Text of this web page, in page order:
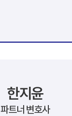
한지윤
파트너 변호사